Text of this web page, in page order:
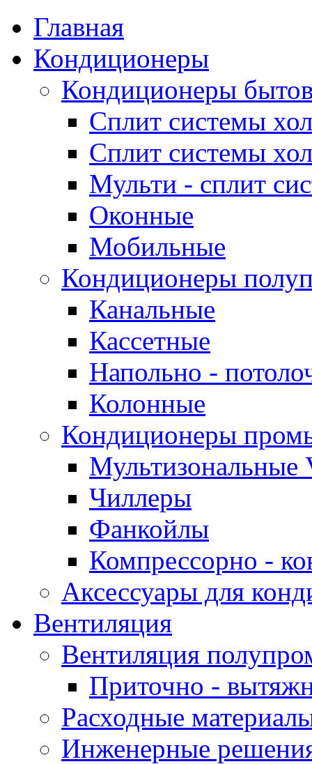
Главная
Кондиционеры
Кондиционеры
Сплит системы
Сплит системы
Мульти - сплит
Оконные
Мобильные
Кондиционеры
Канальные
Кассетные
Напольно -
Колонные
Кондиционеры
Мультизональные
Чиллеры
Фанкойлы
Компрессорно -
Аксессуары для
Вентиляция
Вентиляция
Приточно -
Расходные
Инженерные